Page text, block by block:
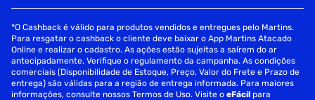
*O Cashback é válido para produtos vendidos e entregues pelo Martins.
Para resgatar o cashback o cliente deve baixar o App Martins Atacado
Online e realizar o cadastro. As ações estão sujeitas a saírem do ar
antecipadamente. Verifique o regulamento da campanha. As condições
comerciais (Disponibilidade de Estoque, Preço, Valor do Frete e Prazo de
entrega) são válidas para a região de entrega informada. Para maiores
informações, consulte nossos Termos de Uso. Visite oeFácil para